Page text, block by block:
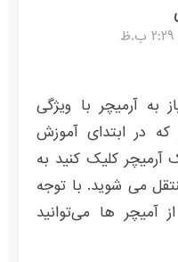
به آرمیچر با ویژگی
در ابتدای آموزش
آرمیچر کلیک کنید به
می شوید. با توجه
آمیچر ها می‌توانید